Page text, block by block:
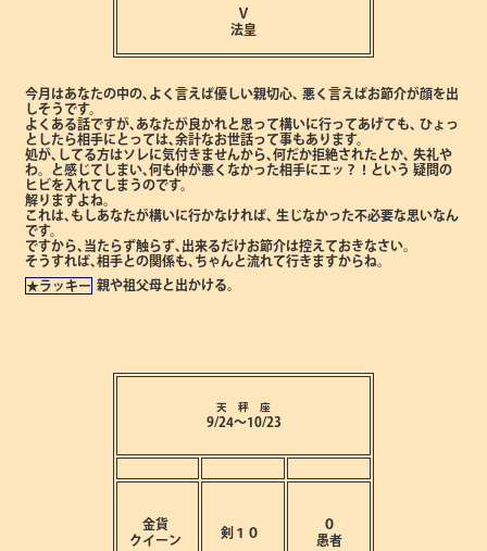
Ⅴ
法皇
今月はあなたの中の､よく言えば優しい親切心､ 悪く言えばお節介が顔を出
しそうです。
よくある話ですが､あなたが良かれと思って構いに行ってあげても､ ひょっ
としたら相手にとっては､余計なお世話って事もあります。
処が､してる方はソレに気付きませんから､何だか拒絶されたとか､ 失礼や
わ。と感じてしまい､何も仲が悪くなかった相手にエッ？！という 疑問の
ヒビを入れてしまうのです。
解りますよね。
これは､もしあなたが構いに行かなければ､ 生じなかった不必要な思いなん
です。
ですから､当たらず触らず､出来るだけお節介は控えておきなさい。
そうすれば､相手との関係も､ちゃんと流れて行きますからね。
★ラッキー 親や祖父母と出かける。
天 秤 座
9/24～10/23
金貨
クイーン
剣１０
０
愚者